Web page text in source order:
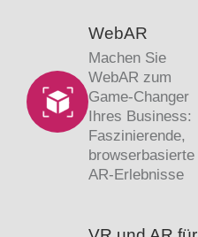
WebAR
Machen Sie
WebAR zum
Game-Changer
Ihres Business:
Faszinierende,
browserbasierte
AR-Erlebnisse